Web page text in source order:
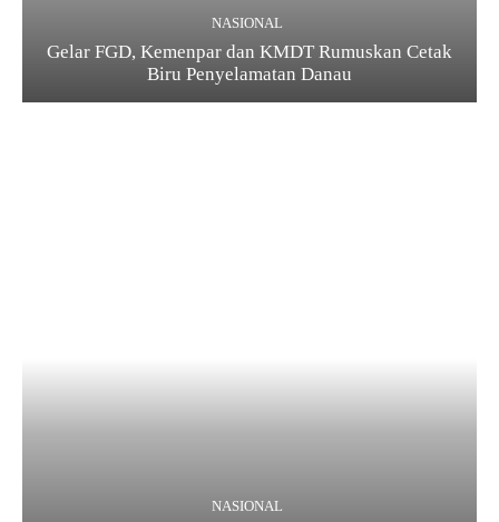
NASIONAL
Gelar FGD, Kemenpar dan KMDT Rumuskan Cetak
Biru Penyelamatan Danau
NASIONAL